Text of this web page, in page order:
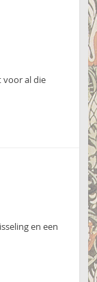
voor al die
en een